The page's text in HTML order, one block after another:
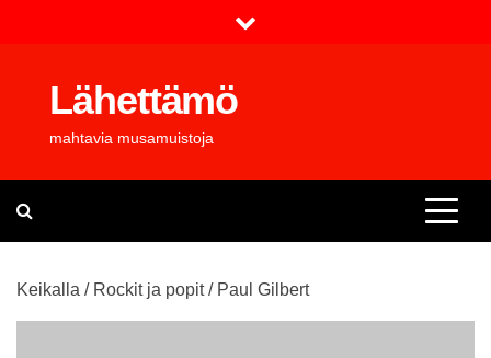
Lähettämö
mahtavia musamuistoja
Keikalla / Rockit ja popit/ Paul Gilbert